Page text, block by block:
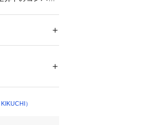
レー、ネイビ
で、小銭も取
）